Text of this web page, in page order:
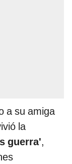
a su amiga
la
guerra',